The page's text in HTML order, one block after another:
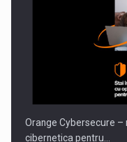
PUTTING ROMANIAN
INTERNATIONAL
Orange Cybersecure
cibernetica pentru…